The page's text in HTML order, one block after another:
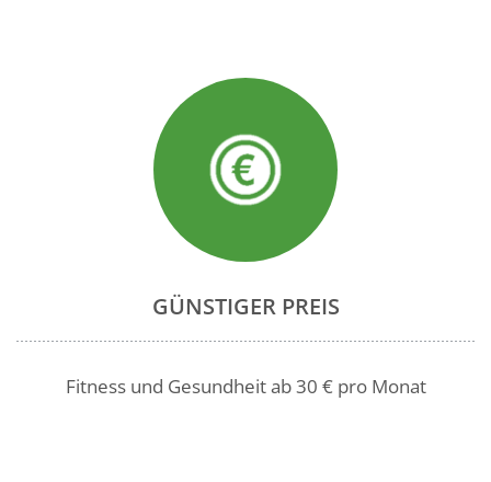
GÜNSTIGER PREIS
Fitness und Gesundheit ab 30 € pro Monat